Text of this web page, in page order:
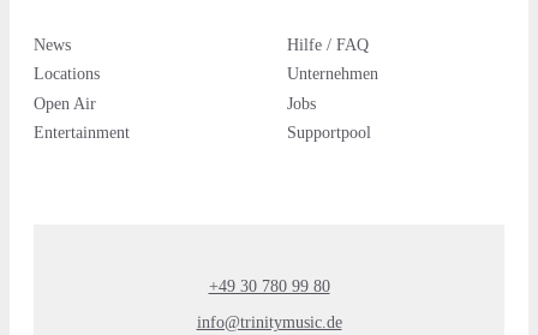
News
Locations
Open Air
Entertainment
Hilfe / FAQ
Unternehmen
Jobs
Supportpool
+49 30 780 99 80
info@trinitymusic.de